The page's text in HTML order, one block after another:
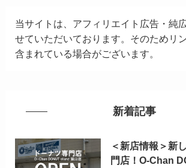
当サイトは、アフィリエイト広告・純
せていただいております。そのためリ
含まれている場合がございます。
新着記事
＜新店情報＞新
門店！O-Chan